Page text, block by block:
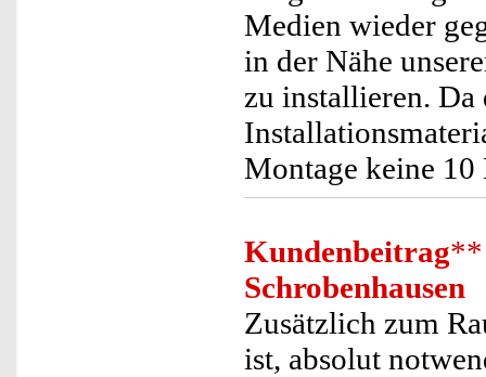
Medien wieder
in der Nähe
zu installieren.
Montage keine
Kundenbeitrag**
Schrobenhausen
Zusätzlich zum
ist, absolut